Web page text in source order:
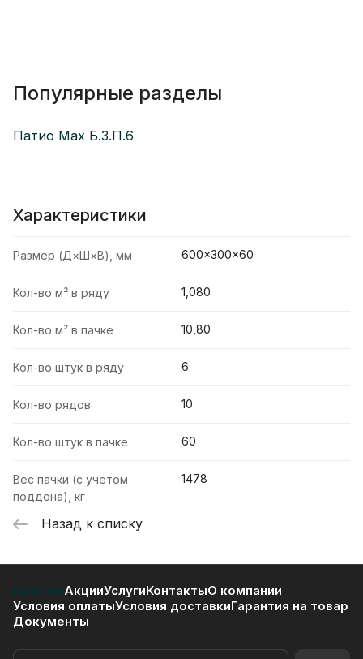
Популярные разделы
Патио Max Б.3.П.6
Характеристики
Размер (Д×Ш×В), мм 600×300×60
Кол-во м² в ряду 1,080
Кол-во м² в пачке 10,80
Кол-во штук в ряду 6
Кол-во рядов 10
Кол-во штук в пачке 60
Вес пачки (с учетом
поддона), кг
1478
Назад к списку
КаталогАкцииУслугиКонтактыО компании
Условия оплатыУсловия доставкиГарантия на товар
Документы